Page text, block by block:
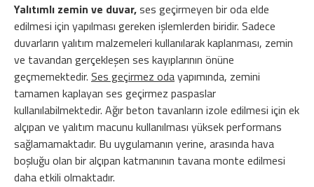
Yalıtımlı zemin ve duvar,ses geçirmeyen bir oda elde
edilmesi için yapılması gereken işlemlerden biridir. Sadece
duvarların yalıtım malzemeleri kullanılarak kaplanması, zemin
ve tavandan gerçekleşen ses kayıplarının önüne
geçmemektedir. Ses geçirmez odayapımında, zemini
tamamen kaplayan ses geçirmez paspaslar
kullanılabilmektedir. Ağır beton tavanların izole edilmesi için ek
alçıpan ve yalıtım macunu kullanılması yüksek performans
sağlamamaktadır. Bu uygulamanın yerine, arasında hava
boşluğu olan bir alçıpan katmanının tavana monte edilmesi
daha etkili olmaktadır.